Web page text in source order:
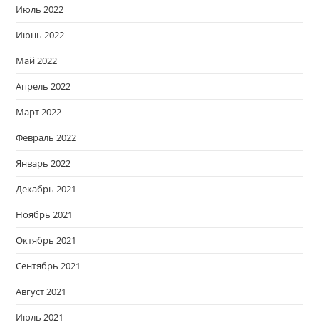
Июль 2022
Июнь 2022
Май 2022
Апрель 2022
Март 2022
Февраль 2022
Январь 2022
Декабрь 2021
Ноябрь 2021
Октябрь 2021
Сентябрь 2021
Август 2021
Июль 2021